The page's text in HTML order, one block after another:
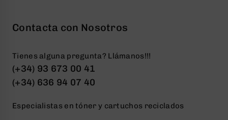
Contacta con Nosotros
Tienes alguna pregunta? Llámanos!!!
(+34) 93 673 00 41
(+34) 636 94 07 40
Especialistas en tóner y cartuchos reciclados